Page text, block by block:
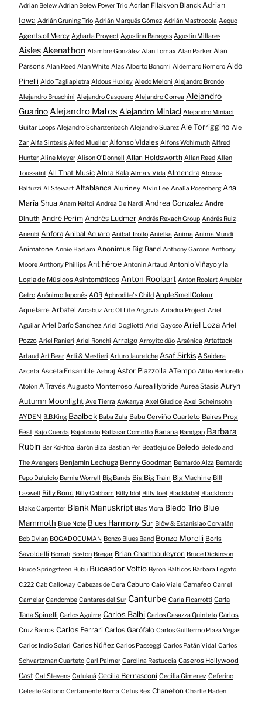
Adrian Belew Adrian Belew Power Trio Adrian Filak von Blanck Adrian
Iowa Adrián Gruning Trío Adrián Marqués Gómez Adrián Mastrocola Aequo
Agents of Mercy Agharta Proyect Agustina Banegas Agustín Millares
AislesAkenathon Alambre González Alan Lomax Alan Parker Alan
Parsons Alan Reed Alan White Alas Alberto Bonomi Aldemaro Romero Aldo
Pinelli Aldo Tagliapietra Aldous Huxley Aledo Meloni Alejandro Brondo
Alejandro Bruschini Alejandro Casquero Alejandro Correa Alejandro
GuarinoAlejandro Matos Alejandro Miniaci Alejandro Miniaci
Guitar Loops Alejandro Schanzenbach Alejandro Suarez Ale Torriggino Ale
Zar Alfa Sintesis Alfed Mueller Alfonso Vidales Alfons Wohlmuth Alfred
Hunter Aline Meyer Alison O​’​Donnell Allan Holdsworth Allan Reed Allen
Toussaint All That Music Alma Kala Alma y Vida Almendra Aloras-
Baltuzzi Al Stewart Altablanca Aluziney Alvin Lee Analía Rosenberg Ana
María Shua Anam Keltoi Andrea De Nardi Andrea Gonzalez Andre
Dinuth André Perim Andrés Ludmer Andrés Rexach Group Andrés Ruiz
Anenbi Anfora Anibal Acuaro Anibal Troilo Anielka Anima Anima Mundi
Animatone Annie Haslam Anonimus Big Band Anthony Garone Anthony
Moore Anthony Phillips Antihéroe Antonin Artaud Antonio Viñayo y la
Logia de Músicos Asintomáticos Anton Roolaart Anton Roolart Anublar
Cetro Anónimo Japonés AOR Aphrodite's Child AppleSmellColour
Aquelarre Arbatel Arcabuz Arc Of Life Argovia Ariadna Project Ariel
Aguilar Ariel Darío Sanchez Ariel Dogliotti Ariel Gayoso Ariel Loza Ariel
Pozzo Ariel Ranieri Ariel Ronchi Arraigo Arroyito dúo Arsénica Artattack
Artaud Art Bear Arti & Mestieri Arturo Jauretche Asaf Sirkis A Saidera
Asceta Asceta Ensamble Ashraj Astor Piazzolla ATempo Atilio Bertorello
Atolón A Través Augusto Monterroso Aurea Hybride Aurea Stasis Auryn
Autumn Moonlight Ave Tierra Awkanya Axel Giudice Axel Scheinsohn
AYDEN B.B.King Baalbek Baba Zula Babu Cerviño Cuarteto Baires Prog
Fest Bajo Cuerda Bajofondo Baltasar Comotto Banana Bandgap Barbara
Rubin Bar Kokhba Barón Biza Bastian Per Beatlejuice Beledo Beledo and
The Avengers Benjamin Lechuga Benny Goodman Bernardo Alza Bernardo
Pepo Daluicio Bernie Worrell Big Bands Big Big Train Big Machine Bill
Laswell Billy Bond Billy Cobham Billy Idol Billy Joel Blacklabél Blacktorch
Blake Carpenter Blank Manuskript Blas Mora Bledo Trío Blue
Mammoth Blue Note Blues Harmony Sur Blöw & Estanislao Corvalán
Bob Dylan BOGADOCUMAN Bonzo Blues Band Bonzo Morelli Boris
Savoldelli Borrah Boston Bregar Brian Chambouleyron Bruce Dickinson
Bruce Springsteen Bubu Buceador Voltio Byron Bálticos Bárbara Legato
C222 Cab Calloway Cabezas de Cera Caburo Caio Viale Camafeo Camel
Camelar Candombe Cantares del Sur Canturbe Carla Ficarrotti Carla
Tana Spinelli Carlos Aguirre Carlos Balbi Carlos Casazza Quinteto Carlos
Cruz Barros Carlos Ferrari Carlos Garófalo Carlos Guillermo Plaza Vegas
Carlos Indio Solari Carlos Núñez Carlos Passeggi Carlos Patán Vidal Carlos
Schvartzman Cuarteto Carl Palmer Carolina Restuccia Caseros Hollywood
Cast Cat Stevens Catukuá Cecilia Bernasconi Cecilia Gimenez Ceferino
Celeste Galiano Certamente Roma Cetus Rex Chaneton Charlie Haden